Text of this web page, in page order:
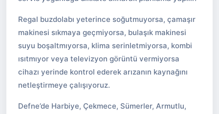
Regal buzdolabı yeterince soğutmuyorsa, çamaşır
makinesi sıkmaya geçmiyorsa, bulaşık makinesi
suyu boşaltmıyorsa, klima serinletmiyorsa, kombi
ısıtmıyor veya televizyon görüntü vermiyorsa
cihazı yerinde kontrol ederek arızanın kaynağını
netleştirmeye çalışıyoruz.
Defne’de Harbiye, Çekmece, Sümerler, Armutlu,